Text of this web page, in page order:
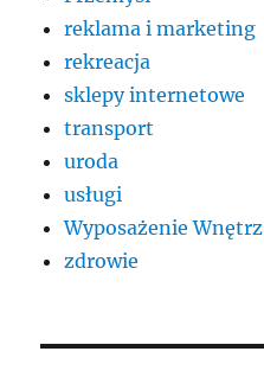
reklama i marketing
rekreacja
sklepy internetowe
transport
uroda
usługi
Wyposażenie Wnętrz
zdrowie